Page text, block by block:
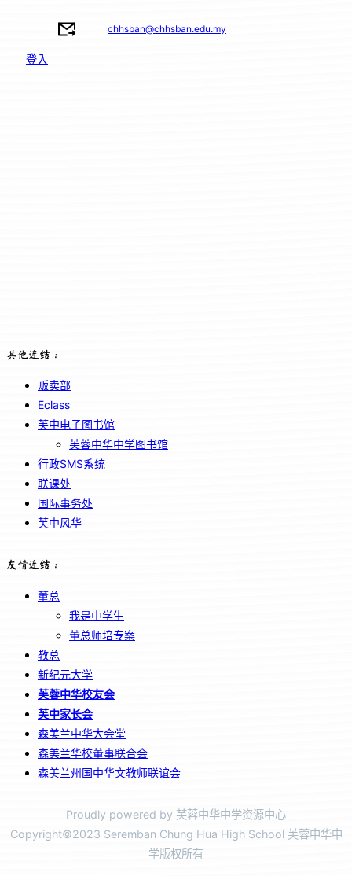
chhsban@chhsban.edu.my
登入
其他连结：
贩卖部
Eclass
芙中电子图书馆
芙蓉中华中学图书馆
行政SMS系统
联课处
国际事务处
芙中风华
友情连结：
董总
我是中学生
董总师培专案
教总
新纪元大学
芙蓉中华校友会
芙中家长会
森美兰中华大会堂
森美兰华校董事联合会
森美兰州国中华文教师联谊会
Proudly powered by 芙蓉中华中学资源中心
Copyright©2023 Seremban Chung Hua High School 芙蓉中华中
学版权所有